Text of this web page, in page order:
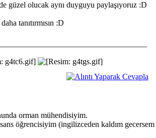
güzel olucak aynı duyguyu paylaşıyoruz :D
tanıtırmısın :D
orman mühendisiyim.
öğrencisiyim (ingilizceden kaldım gecersem